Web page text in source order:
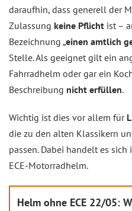
daraufhin, dass generell der
Zulassung keine Pflicht ist –
Bezeichnung „einen amtlich
Stelle. Als geeignet gilt ein
Fahrradhelm oder gar ein
Beschreibung nicht erfüllen.
Wichtig ist dies vor allem für
die zu den alten Klassikern
passen. Dabei handelt es
ECE-Motorradhelm.
Helm ohne ECE 22/05: